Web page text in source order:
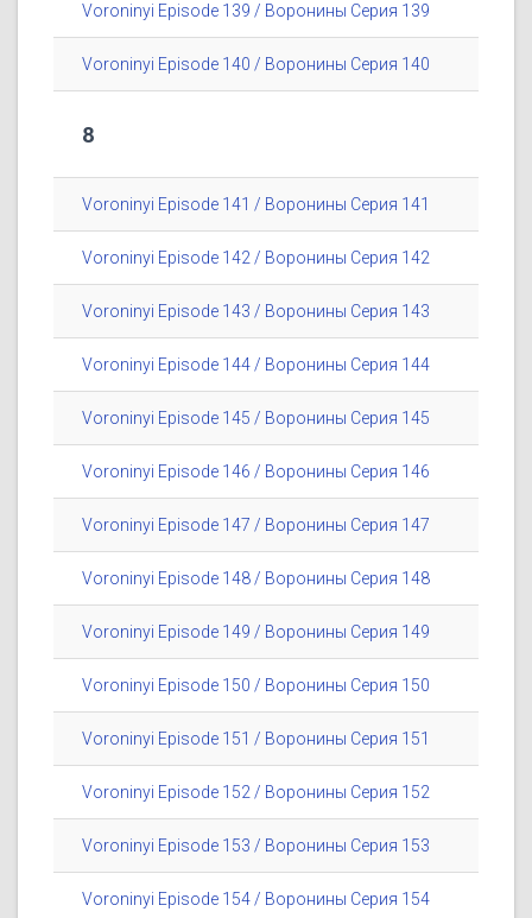
Voroninyi Episode 139 / Воронины Серия 139
Voroninyi Episode 140 / Воронины Серия 140
8
Voroninyi Episode 141 / Воронины Серия 141
Voroninyi Episode 142 / Воронины Серия 142
Voroninyi Episode 143 / Воронины Серия 143
Voroninyi Episode 144 / Воронины Серия 144
Voroninyi Episode 145 / Воронины Серия 145
Voroninyi Episode 146 / Воронины Серия 146
Voroninyi Episode 147 / Воронины Серия 147
Voroninyi Episode 148 / Воронины Серия 148
Voroninyi Episode 149 / Воронины Серия 149
Voroninyi Episode 150 / Воронины Серия 150
Voroninyi Episode 151 / Воронины Серия 151
Voroninyi Episode 152 / Воронины Серия 152
Voroninyi Episode 153 / Воронины Серия 153
Voroninyi Episode 154 / Воронины Серия 154